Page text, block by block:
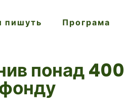
пишуть Програма
понад 400